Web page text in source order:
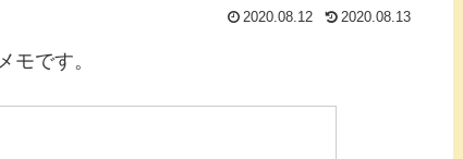
2020.08.12 2020.08.13
モです。